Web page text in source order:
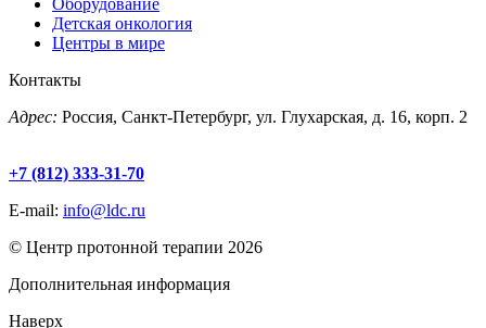
Детская онкология
Центры в мире
Контакты
Адрес: Россия, Санкт-Петербург, ул. Глухарская, д. 16, корп. 2
+7 (812) 333-31-70
E-mail: info@ldc.ru
© Центр протонной терапии 2026
Дополнительная информация
Наверх